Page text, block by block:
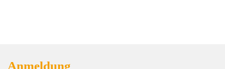
Anmeldung